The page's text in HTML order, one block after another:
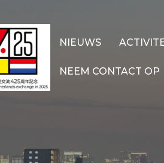
NIEUWS
NEEM CONTACT OP